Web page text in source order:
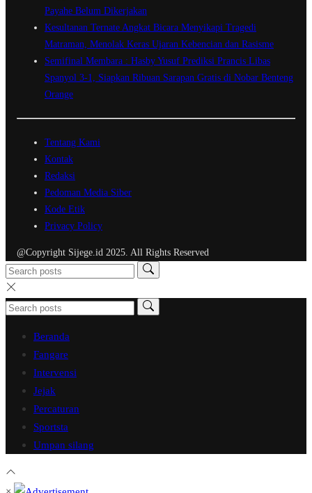
Payahe Belum Dikerjakan
Kesultanan Ternate Angkat Bicara Menyikapi Tragedi
Matraman, Menolak Keras Ujaran Kebencian dan Rasisme
Semifinal Membara : Hasby Yusuf Prediksi Prancis Libas
Spanyol 3-1, Siapkan Ribuan Sarapan Gratis di Nobar Benteng
Orange
Tentang Kami
Kontak
Redaksi
Pedoman Media Siber
Kode Etik
Privacy Policy
@Copyright Sijege.id 2025. All Rights Reserved
Beranda
Fangare
Intervensi
Jejak
Percaturan
Sportsta
Umpan silang